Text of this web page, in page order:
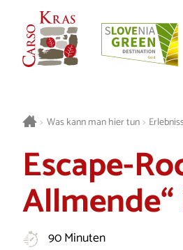
> Was kann man hier tun >
Escape-
90 Minuten